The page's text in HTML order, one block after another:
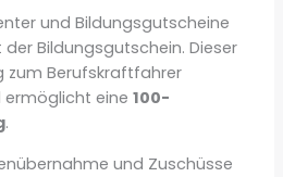
und Bildungsgutscheine
Bildungsgutschein. Dieser
zum Berufskraftfahrer
ermöglicht eine100-
.
und Zuschüsse